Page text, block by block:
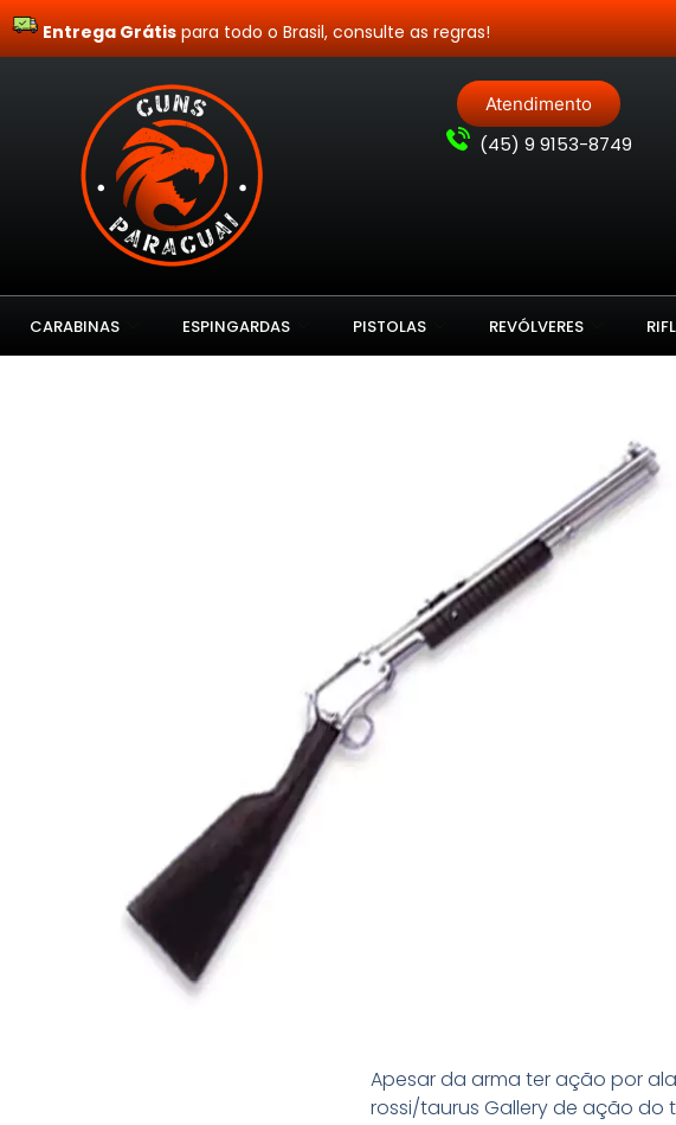
Entrega Grátispara todo o Brasil, consulte as regras!
Atendimento
(45) 9 9153-8749
CARABINAS ESPINGARDAS PISTOLAS REVÓLVERES
Apesar da arma ter ação por
rossi/taurus Gallery de ação do